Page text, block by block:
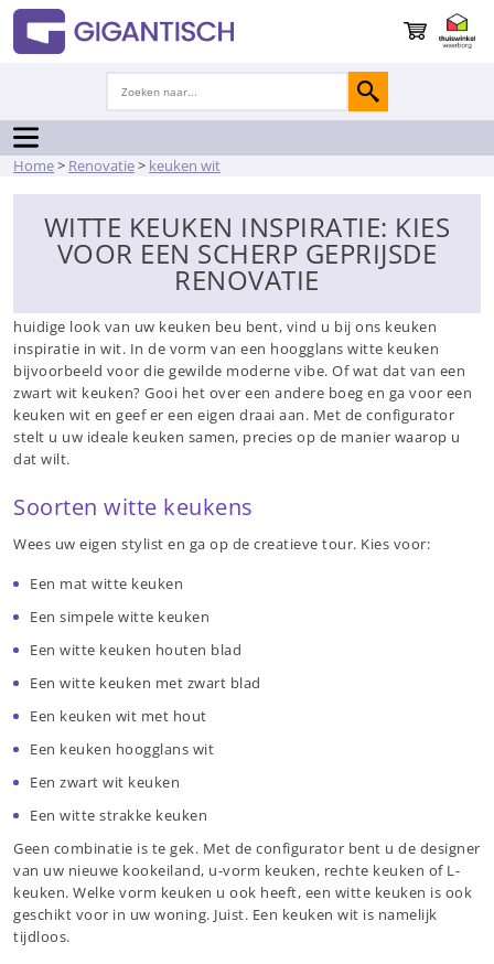
Home> Renovatie> keuken wit
WITTE KEUKEN INSPIRATIE: KIES
VOOR EEN SCHERP GEPRIJSDE
RENOVATIE
huidige look van uw keuken beu bent, vind u bij ons keuken
inspiratie in wit. In de vorm van een hoogglans witte keuken
bijvoorbeeld voor die gewilde moderne vibe. Of wat dat van een
zwart wit keuken? Gooi het over een andere boeg en ga voor een
keuken wit en geef er een eigen draai aan. Met de configurator
stelt u uw ideale keuken samen, precies op de manier waarop u
dat wilt.
Soorten witte keukens
Wees uw eigen stylist en ga op de creatieve tour. Kies voor:
Een mat witte keuken
Een simpele witte keuken
Een witte keuken houten blad
Een witte keuken met zwart blad
Een keuken wit met hout
Een keuken hoogglans wit
Een zwart wit keuken
Een witte strakke keuken
Geen combinatie is te gek. Met de configurator bent u de designer
van uw nieuwe kookeiland, u-vorm keuken, rechte keuken of L-
keuken. Welke vorm keuken u ook heeft, een witte keuken is ook
geschikt voor in uw woning. Juist. Een keuken wit is namelijk
tijdloos.